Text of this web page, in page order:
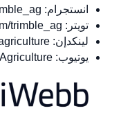
انستجرام: instagram.com/trimble_ag
تويتر: twitter.com/trimble_ag
لينكدإن: linkedin.com/showcase/trimble-agriculture
يوتيوب: youtube.com/user/TrimbleAgriculture